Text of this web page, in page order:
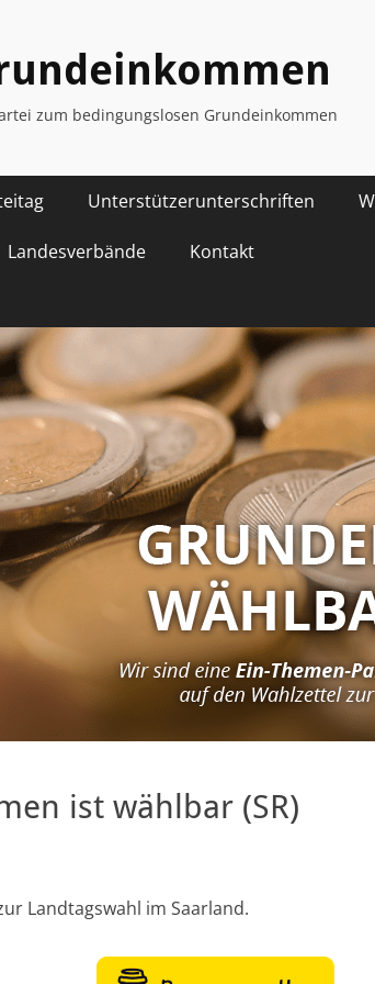
zum bedingungslosen Grundeinkommen
Unterstützerunterschriften
Landesverbände Kontakt
ist wählbar (SR)
Landtagswahl im Saarland.